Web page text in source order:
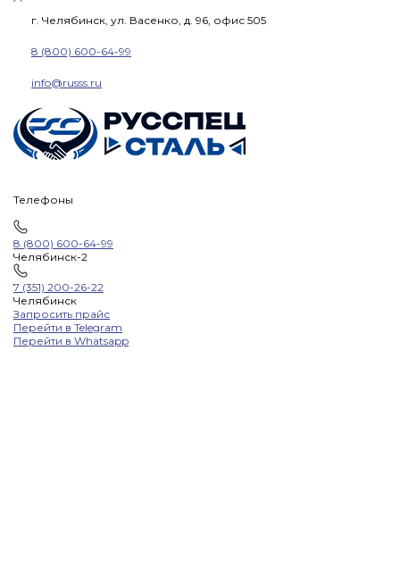
г. Челябинск, ул. Васенко, д. 96, офис 505
8 (800) 600-64-99
info@russs.ru
Телефоны
8 (800) 600-64-99
Челябинск-2
7 (351) 200-26-22
Челябинск
Запросить прайс
Перейти в Telegram
Перейти в Whatsapp